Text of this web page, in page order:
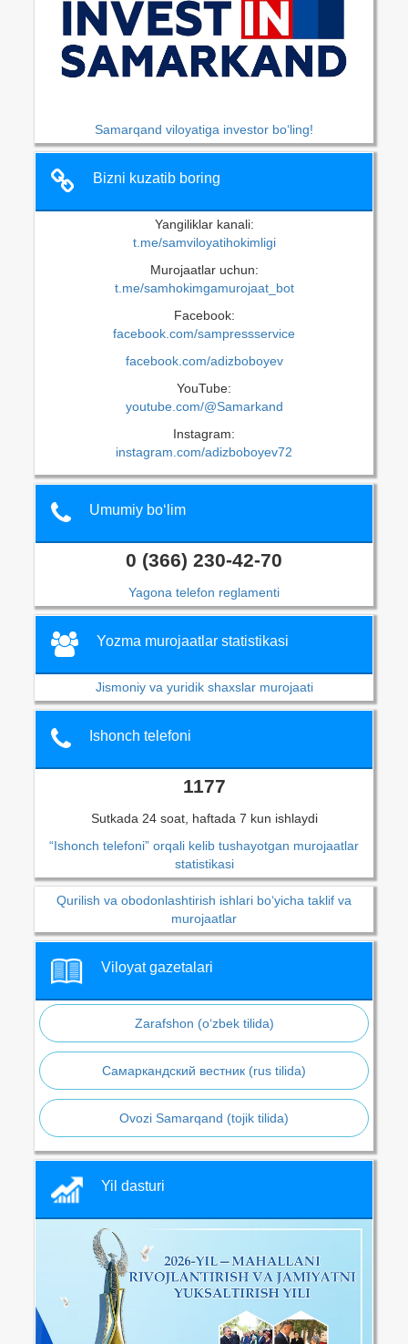
Samarqand viloyatiga investor bo‘ling!
Bizni kuzatib boring
Yangiliklar kanali:
t.me/samviloyatihokimligi
Murojaatlar uchun:
t.me/samhokimgamurojaat_bot
Facebook:
facebook.com/sampressservice
facebook.com/adizboboyev
YouTube:
youtube.com/@Samarkand
Instagram:
instagram.com/adizboboyev72
Umumiy bo‘lim
0 (366) 230-42-70
Yagona telefon reglamenti
Yozma murojaatlar statistikasi
Jismoniy va yuridik shaxslar murojaati
Ishonch telefoni
1177
Sutkada 24 soat, haftada 7 kun ishlaydi
“Ishonch telefoni” orqali kelib tushayotgan murojaatlar
statistikasi
Qurilish va obodonlashtirish ishlari bo‘yicha taklif va
murojaatlar
Viloyat gazetalari
Zarafshon (o‘zbek tilida)
Самаркандский вестник (rus tilida)
Ovozi Samarqand (tojik tilida)
Yil dasturi